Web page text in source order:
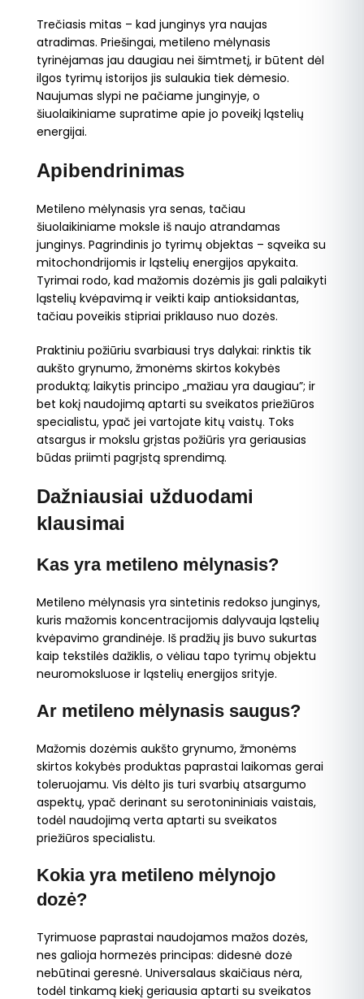
Trečiasis mitas – kad junginys yra naujas
atradimas. Priešingai, metileno mėlynasis
tyrinėjamas jau daugiau nei šimtmetį, ir būtent dėl
ilgos tyrimų istorijos jis sulaukia tiek dėmesio.
Naujumas slypi ne pačiame junginyje, o
šiuolaikiniame supratime apie jo poveikį ląstelių
energijai.
Apibendrinimas
Metileno mėlynasis yra senas, tačiau
šiuolaikiniame moksle iš naujo atrandamas
junginys. Pagrindinis jo tyrimų objektas – sąveika su
mitochondrijomis ir ląstelių energijos apykaita.
Tyrimai rodo, kad mažomis dozėmis jis gali palaikyti
ląstelių kvėpavimą ir veikti kaip antioksidantas,
tačiau poveikis stipriai priklauso nuo dozės.
Praktiniu požiūriu svarbiausi trys dalykai: rinktis tik
aukšto grynumo, žmonėms skirtos kokybės
produktą; laikytis principo „mažiau yra daugiau”; ir
bet kokį naudojimą aptarti su sveikatos priežiūros
specialistu, ypač jei vartojate kitų vaistų. Toks
atsargus ir mokslu grįstas požiūris yra geriausias
būdas priimti pagrįstą sprendimą.
Dažniausiai užduodami
klausimai
Kas yra metileno mėlynasis?
Metileno mėlynasis yra sintetinis redokso junginys,
kuris mažomis koncentracijomis dalyvauja ląstelių
kvėpavimo grandinėje. Iš pradžių jis buvo sukurtas
kaip tekstilės dažiklis, o vėliau tapo tyrimų objektu
neuromoksluose ir ląstelių energijos srityje.
Ar metileno mėlynasis saugus?
Mažomis dozėmis aukšto grynumo, žmonėms
skirtos kokybės produktas paprastai laikomas gerai
toleruojamu. Vis dėlto jis turi svarbių atsargumo
aspektų, ypač derinant su serotonininiais vaistais,
todėl naudojimą verta aptarti su sveikatos
priežiūros specialistu.
Kokia yra metileno mėlynojo
dozė?
Tyrimuose paprastai naudojamos mažos dozės,
nes galioja hormezės principas: didesnė dozė
nebūtinai geresnė. Universalaus skaičiaus nėra,
todėl tinkamą kiekį geriausia aptarti su sveikatos